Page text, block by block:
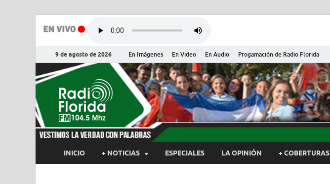
9 de agosto de 2026 En Imágenes En Video En Audio Progamación de Radio Florida
Radio Florida de Cuba
Noticias y Actualidades de Florida, Camagüey, Cuba
INICIO + NOTICIAS ESPECIALES LA OPINIÓN + COBERTURAS